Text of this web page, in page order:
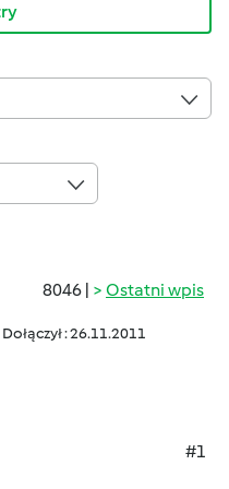
8046 | Ostatni wpis
Dołączył : 26.11.2011
#1